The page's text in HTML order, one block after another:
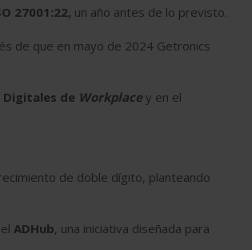
27001:22, un año antes de lo previsto.
de que en mayo de 2024 Getronics
de Workplace y en el
de doble dígito, planteando
ADHub, una iniciativa diseñada para